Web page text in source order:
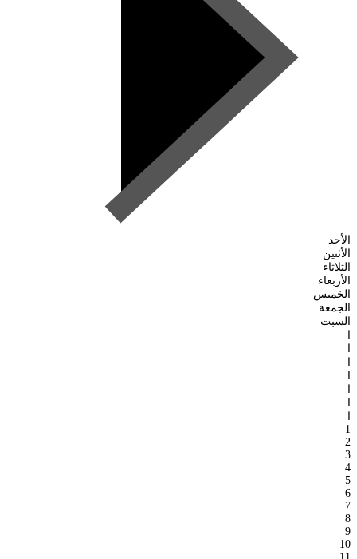
الأحد
الأثنين
الثلاثاء
الأربعاء
الخميس
الجمعة
السبت
ا
ا
ا
ا
ا
ا
ا
1
2
3
4
5
6
7
8
9
10